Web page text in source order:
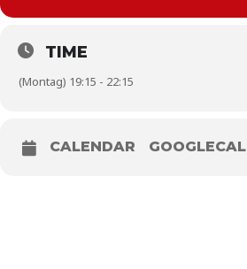
TIME
(Montag) 19:15 - 22:15
CALENDAR GOOGLECAL